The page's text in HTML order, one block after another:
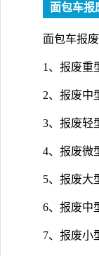
面包车报
面包车报
1、报废重
2、报废中
3、报废轻
4、报废微
5、报废大
6、报废中
7、报废小